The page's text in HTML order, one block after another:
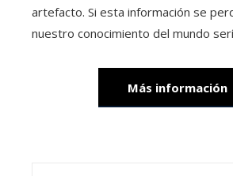
artefacto. Si esta información se
nuestro conocimiento del mundo
Más información